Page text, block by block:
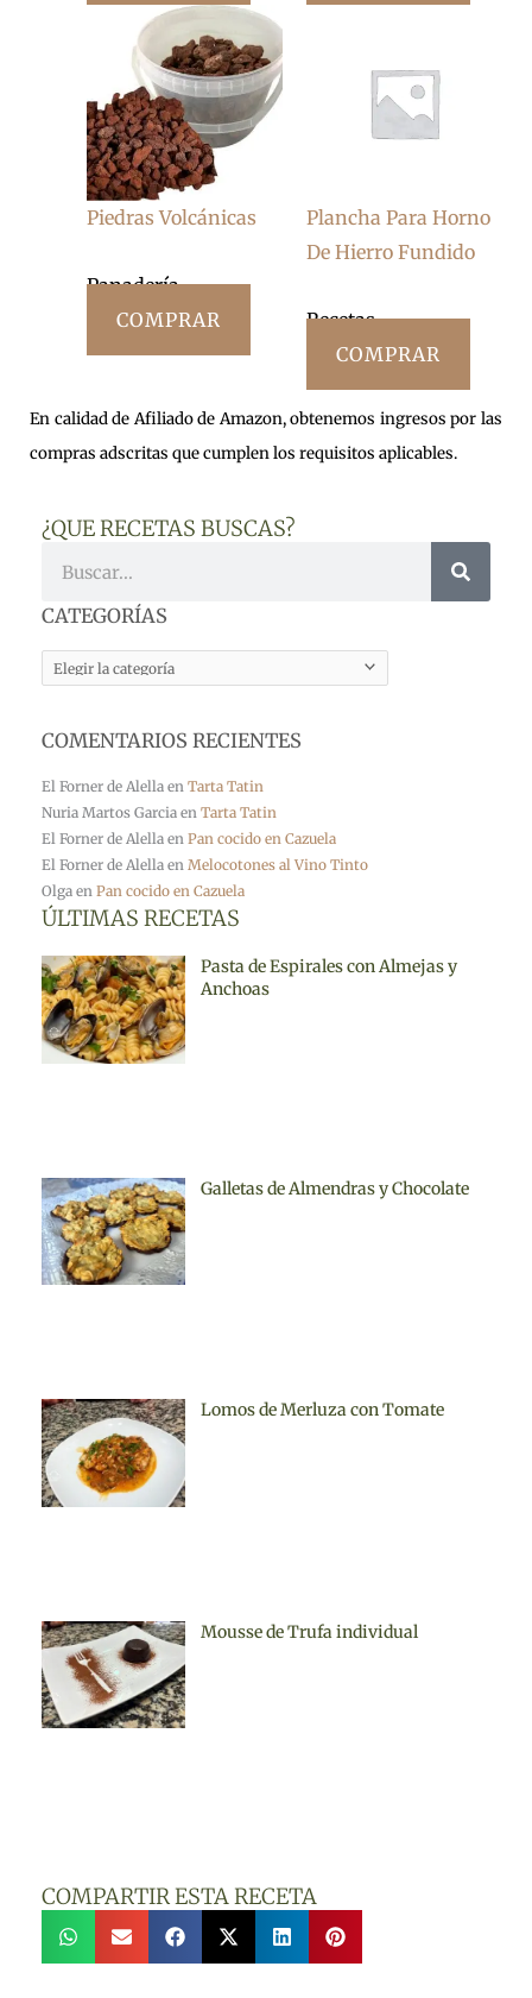
Piedras Volcánicas
Panadería
COMPRAR
Plancha Para Horno
De Hierro Fundido
Recetas
COMPRAR
En calidad de Afiliado de Amazon, obtenemos ingresos por las
compras adscritas que cumplen los requisitos aplicables.
¿QUE RECETAS BUSCAS?
CATEGORÍAS
CATEGORÍAS
COMENTARIOS RECIENTES
El Forner de Alella en Tarta Tatin
Nuria Martos Garcia en Tarta Tatin
El Forner de Alella en Pan cocido en Cazuela
El Forner de Alella en Melocotones al Vino Tinto
Olga en Pan cocido en Cazuela
ÚLTIMAS RECETAS
Pasta de Espirales con Almejas y
Anchoas
Galletas de Almendras y Chocolate
Lomos de Merluza con Tomate
Mousse de Trufa individual
COMPARTIR ESTA RECETA